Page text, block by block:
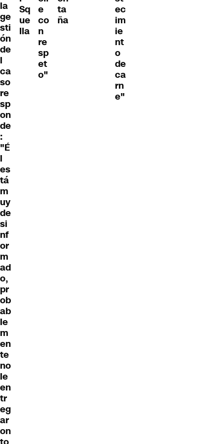
la
ge
sti
ón
de
l
ca
so
re
sp
on
de
:
"É
l
es
tá
m
uy
de
si
nf
or
m
ad
o,
pr
ob
ab
le
m
en
te
no
le
en
tr
eg
ar
on
Sq
ue
lla
e
co
n
re
sp
et
o"
ta
ña
ec
im
ie
nt
o
de
ca
rn
e"